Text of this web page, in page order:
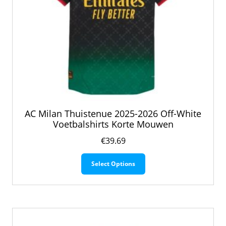
AC Milan Thuistenue 2025-2026 Off-White
Voetbalshirts Korte Mouwen
€39.69
Select Options
Dit
Deze